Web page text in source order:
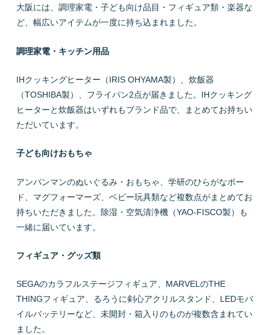
大阪には、調理家電・子ども向け品目・フィギュア類・楽器な
ど、幅広いアイテムが一度に持ち込まれました。
調理家電・キッチン用品
IHクッキングヒーター（IRIS OHYAMA製）、炊飯器
（TOSHIBA製）、フライパン2点が届きました。IHクッキング
ヒーターと炊飯器はいずれもブランド品で、まとめてお持ちい
ただいています。
子ども向けおもちゃ
アンパンマンのぬいぐるみ・おもちゃ、学研のひらがなボー
ド、マグフォーマーズ、ベビー玩具類など複数点がまとめてお
持ちいただきました。除湿・空気清浄機（YAO-FISCO製）も
一緒に届いています。
フィギュア・グッズ類
SEGAのカラフルステージフィギュア、MARVELのTHE
THINGフィギュア、るろうに剣心アクリルスタンド、LEDモバ
イルバッテリーなど、未開封・箱入りのものが複数含まれてい
ました。